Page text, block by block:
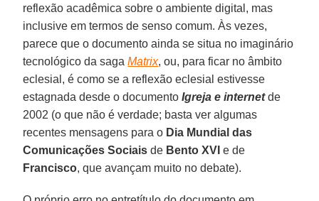
reflexão acadêmica sobre o ambiente digital, mas
inclusive em termos de senso comum. Às vezes,
parece que o documento ainda se situa no imaginário
tecnológico da sagaMatrix, ou, para ficar no âmbito
eclesial, é como se a reflexão eclesial estivesse
estagnada desde o documentoIgreja e internet de
2002 (o que não é verdade; basta ver algumas
recentes mensagens para o Dia Mundial das
Comunicações Sociais de Bento XVI e de
Francisco, que avançam muito no debate).